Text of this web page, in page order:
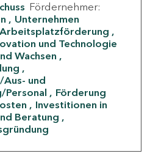
Fördernehmer:
Unternehmen
Arbeitsplatzförderung
und Technologie
Wachsen
und
Personal
Förderung
Investitionen in
Beratung